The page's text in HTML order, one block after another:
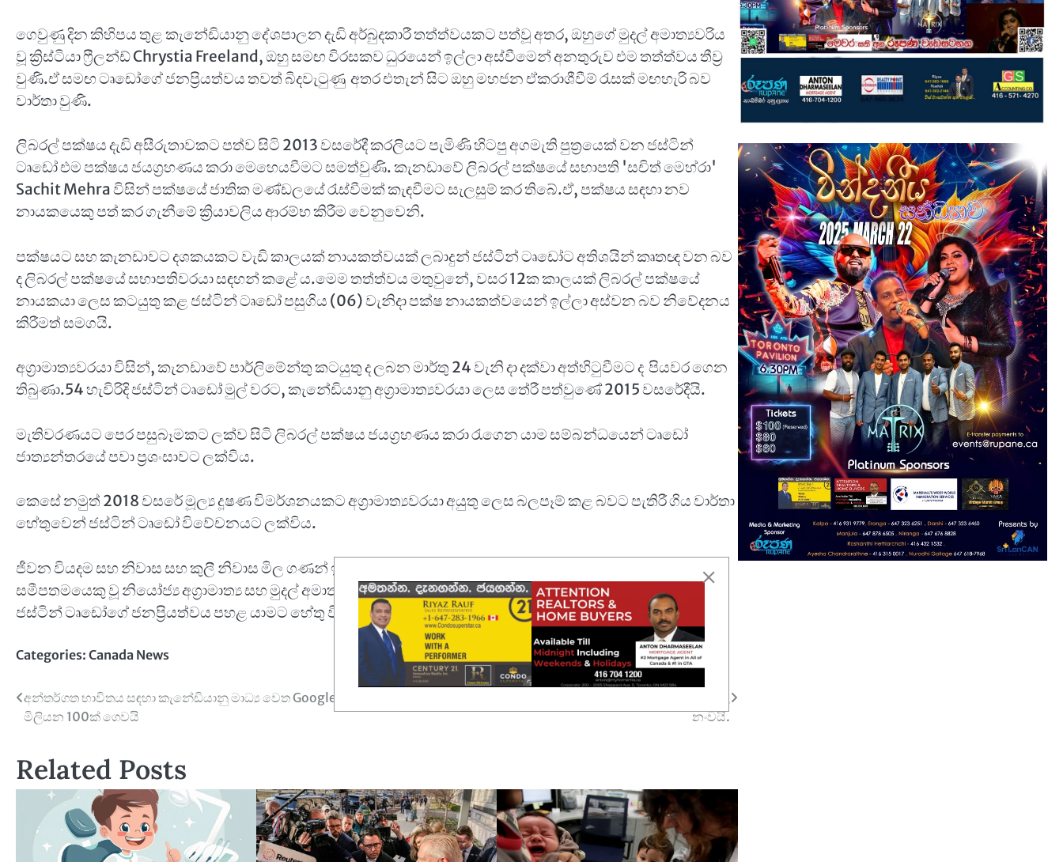
ගෙවුණු දින කිහිපය තුළ කැනේඩියානු දේශපාලන දැඩි අර්බුදකාරී තත්ත්වයකට පත්වූ අතර, ඔහුගේ මුදල් අමාත්‍යවරිය
වූ ක්‍රිස්ටියා ෆ්‍රීලන්ඩ් Chrystia Freeland, ඔහු සමඟ විරසකව ධුරයෙන් ඉල්ලා අස්වීමෙන් අනතුරුව එම තත්ත්වය තීව්‍ර
වුණි.ඒ සමඟ ටෘඩෝගේ ජනප්‍රියත්වය තවත් බිදවැටුණු අතර එතැන් සිට ඔහු මහජන ඒකරාශීවීම් රැසක් මඟහැරි බව
වාර්තා වුණි.
ලිබරල් පක්ෂය දැඩි අසීරුතාවකට පත්ව සිටි 2013 වසරේදී කරලියට පැමිණි හිටපු අගමැති පුත්‍රයෙක් වන ජස්ටින්
ටෘඩෝ එම පක්ෂය ජයග්‍රහණය කරා මෙහෙයවීමට සමත්වුණි. කැනඩාවේ ලිබරල් පක්ෂයේ සභාපති 'සචිත් මෙහ්රා'
Sachit Mehra විසින් පක්ෂයේ ජාතික මණ්ඩලයේ රැස්වීමක් කැඳවීමට සැලසුම් කර තිබේ.ඒ, පක්ෂය සඳහා නව
නායකයෙකු පත් කර ගැනීමේ ක්‍රියාවලිය ආරම්භ කිරීම වෙනුවෙනි.
පක්ෂයට සහ කැනඩාවට දශකයකට වැඩි කාලයක් නායකත්වයක් ලබාදුන් ජස්ටින් ටෘඩෝට අතිශයින් කෘතඥ වන බව
ද ලිබරල් පක්ෂයේ සභාපතිවරයා සඳහන් කළේ ය.මෙම තත්ත්වය මතුවුනේ, වසර 12ක කාලයක් ලිබරල් පක්ෂයේ
නායකයා ලෙස කටයුතු කළ ජස්ටින් ටෘඩෝ පසුගිය (06) වැනිදා පක්ෂ නායකත්වයෙන් ඉල්ලා අස්වන බව නිවේදනය
කිරීමත් සමගයි.
අග්‍රාමාත්‍යවරයා විසින්, කැනඩාවේ පාර්ලිමේන්තු කටයුතු ද ලබන මාර්තු 24 වැනි දා දක්වා අත්හිටුවීමට ද පියවර ගෙන
තිබුණා.54 හැවිරිදි ජස්ටින් ටෘඩෝ මුල් වරට, කැනේඩියානු අග්‍රාමාත්‍යවරයා ලෙස තේරී පත්වුණේ 2015 වසරේදීයි.
මැතිවරණයට පෙර පසුබෑමකට ලක්ව සිටි ලිබරල් පක්ෂය ජයග්‍රහණය කරා රැගෙන යාම සම්බන්ධයෙන් ටෘඩෝ
ජාත්‍යන්තරයේ පවා ප්‍රශංසාවට ලක්විය.
කෙසේ නමුත් 2018 වසරේ මූල්‍ය දූෂණ විමර්ශනයකට අග්‍රාමාත්‍යවරයා අයුතු ලෙස බලපෑම් කළ බවට පැතිරී ගිය වාර්තා
හේතුවෙන් ජස්ටින් ටෘඩෝ විවේචනයට ලක්විය.
ජීවන වියදම සහ නිවාස සහ කුලී නිවාස මිල ගණන් ඉහළ යාම මෙන්ම, පසුගියදා අග්‍රාමාත්‍යවරයාගේ දිගුකාලීන
සමීපතමයෙකු වූ නියෝජ්‍ය අග්‍රාමාත්‍ය සහ මුදල් අමාත්‍ය ක්‍රිස්ටියා ෆ්‍රීලන්ඩ් කැබිනට් මණ්ඩලයෙන් ඉල්ලා අස්වීම ද
ජස්ටින් ටෘඩෝගේ ජනප්‍රියත්වය පහළ යාමට හේතු විය.
Categories: Canada News
Post
navigation
අන්තර්ගත භාවිතය සඳහා කැනේඩියානු මාධ්‍ය වෙත Google Can$
මිලියන 100ක් ගෙවයි
නංවයි.
Related Posts